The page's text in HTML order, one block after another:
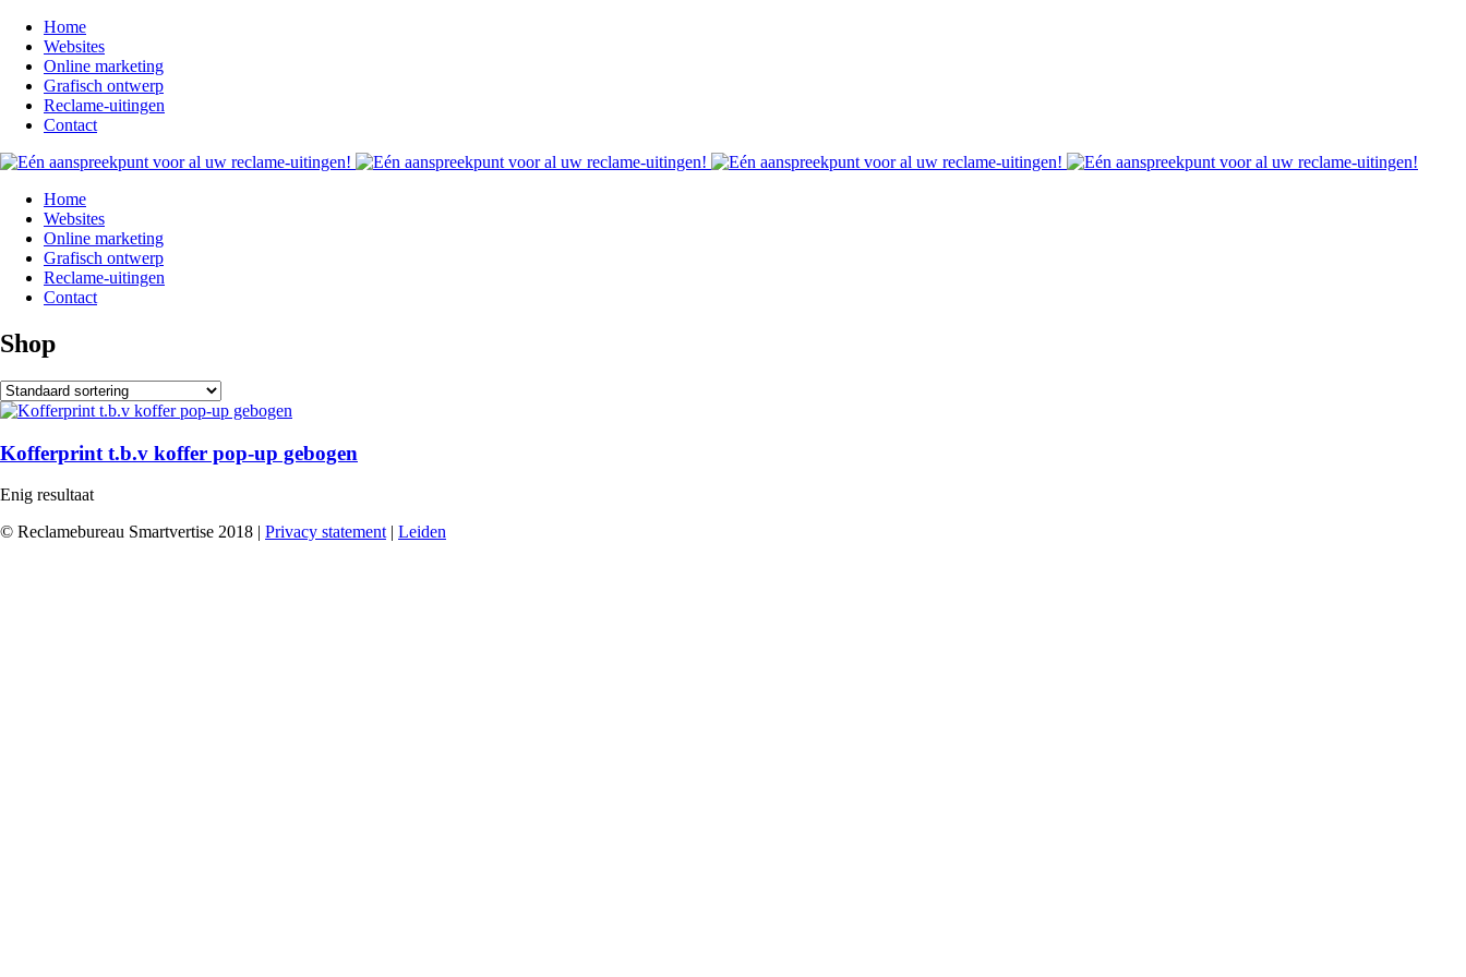
Home
Websites
Online marketing
Grafisch ontwerp
Reclame-uitingen
Contact
Home
Websites
Online marketing
Grafisch ontwerp
Reclame-uitingen
Contact
Shop
Kofferprint t.b.v koffer pop-up gebogen
Enig resultaat
© Reclamebureau Smartvertise 2018 | Privacy statement | Leiden